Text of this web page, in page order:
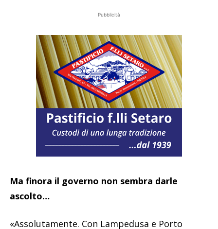
Pubblicità
Ma finora il governo non sembra darle
ascolto…
«Assolutamente. Con Lampedusa e Porto